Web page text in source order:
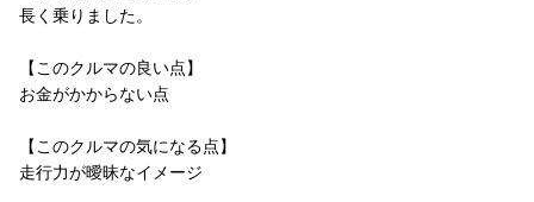
長く乗りました。
【このクルマの良い点】
お金がかからない点
【このクルマの気になる点】
走行力が曖昧なイメージ